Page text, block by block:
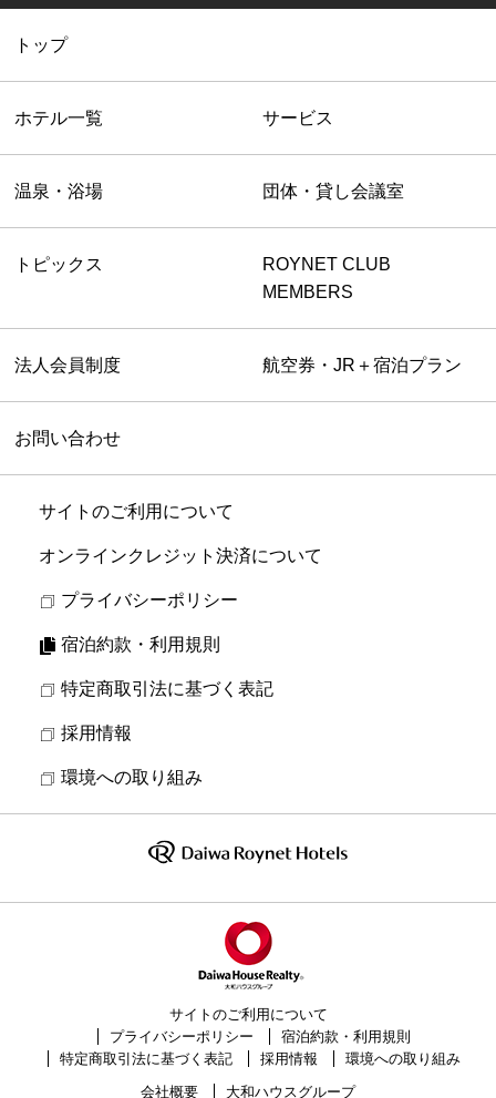
トップ
ホテル一覧 サービス
温泉・浴場 団体・貸し会議室
トピックス
ROYNET CLUB
MEMBERS
法人会員制度 航空券・JR＋宿泊プラン
お問い合わせ
サイトのご利用について
オンラインクレジット決済について
プライバシーポリシー
宿泊約款・利用規則
特定商取引法に基づく表記
採用情報
環境への取り組み
サイトのご利用について
プライバシーポリシー
宿泊約款・利用規則
特定商取引法に基づく表記
採用情報
環境への取り組み
会社概要
大和ハウスグループ